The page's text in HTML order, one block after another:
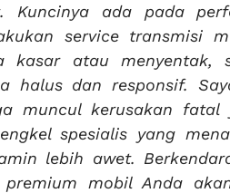
Kuncinya ada pada
service transmisi
kasar atau menyentak,
halus dan responsif.
muncul kerusakan fatal
spesialis yang
lebih awet.
mobil Anda